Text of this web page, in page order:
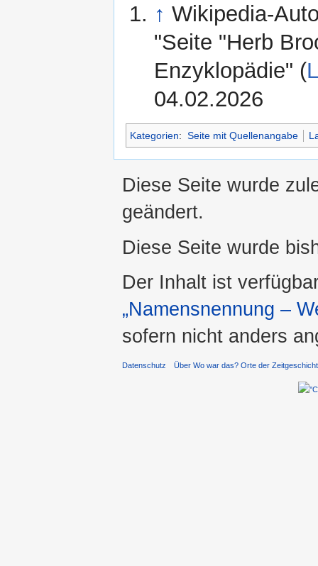
↑ Wikipedia-
"Seite "Herb
Enzyklopädie" (
04.02.2026
Kategorien: Seite mit Quellenangabe
Diese Seite wurde
geändert.
Diese Seite wurde
Der Inhalt ist
„Namensnennung –
sofern nicht anders
Datenschutz Über Wo war das? Orte der